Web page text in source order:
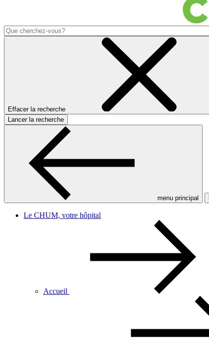
Effacer la recherche
Lancer la recherche
menu principal
Le CHUM, votre hôpital
Accueil